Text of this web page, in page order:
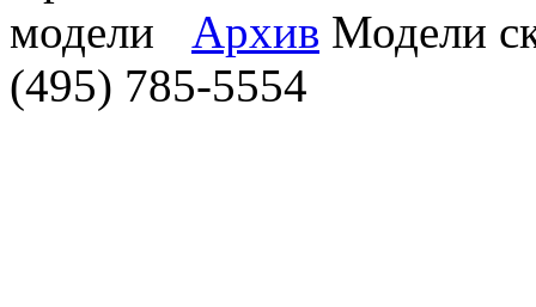
Архив Модели
(495) 785-5554